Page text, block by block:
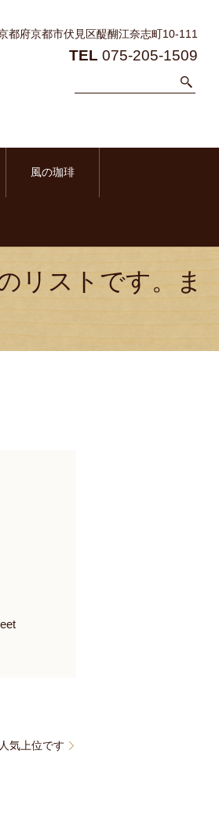
都府京都市伏見区醍醐江奈志町10-111
TEL 075-205-1509
風の珈琲
リストです。ま
気上位です